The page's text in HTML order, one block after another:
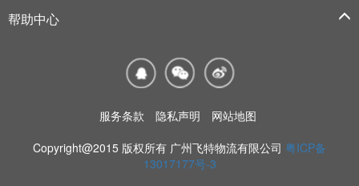
帮助中心
服务条款 隐私声明
网站地图
Copyright@2015 版权所有 广州飞特物流有限公司 粤ICP备
13017177号-3